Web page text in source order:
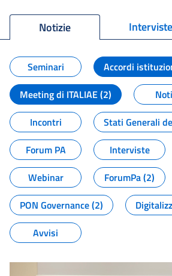
Notizie
Seminari
Accordi
Meeting di ITALIAE (2)
Incontri
Stati Generali
Forum PA
Interviste
Webinar
ForumPa (2)
PON Governance (2)
Avvisi